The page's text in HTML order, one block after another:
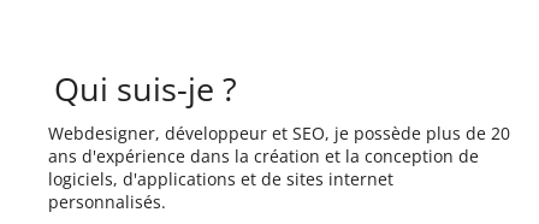
Qui suis-je ?
Webdesigner, développeur et SEO, je possède plus de 20
ans d'expérience dans la création et la conception de
logiciels, d'applications et de sites internet
personnalisés.